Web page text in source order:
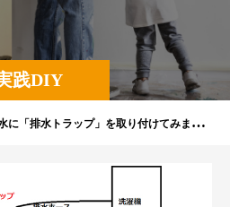
践DIY
「排水トラップ」を取り付けてみました。